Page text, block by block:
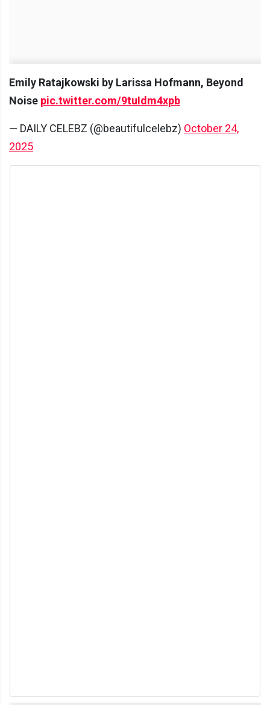
Emily Ratajkowski by Larissa Hofmann, Beyond
Noise pic.twitter.com/9tuIdm4xpb
— DAILY CELEBZ (@beautifulcelebz) October 24,
2025